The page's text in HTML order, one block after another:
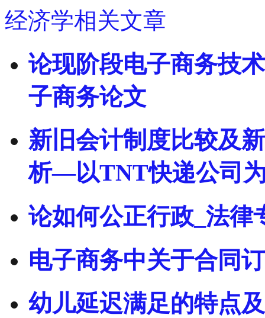
经济学相关文章
论现阶段电子商务技
子商务论文
新旧会计制度比较及
析—以TNT快递公司
论如何公正行政_法律
电子商务中关于合同
幼儿延迟满足的特点